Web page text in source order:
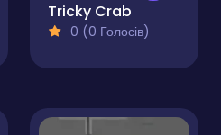
Tricky Crab
0 (0 Голосів)